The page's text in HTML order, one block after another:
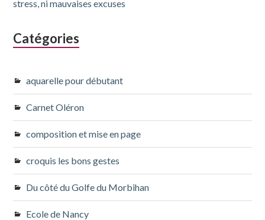
stress, ni mauvaises excuses
Catégories
aquarelle pour débutant
Carnet Oléron
composition et mise en page
croquis les bons gestes
Du côté du Golfe du Morbihan
Ecole de Nancy